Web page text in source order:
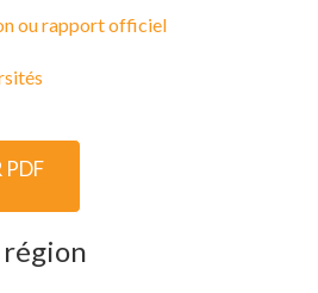
ou rapport officiel
PDF
région